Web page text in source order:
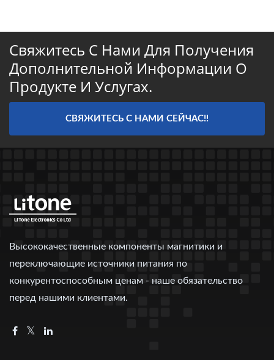
Свяжитесь С Нами Для Получения
Дополнительной Информации О
Продукте И Услугах.
СВЯЖИТЕСЬ С НАМИ СЕЙЧАС!!
Высококачественные компоненты магнитики и
переключающие источники питания по
конкурентоспособным ценам - наше обязательство
перед нашими клиентами.